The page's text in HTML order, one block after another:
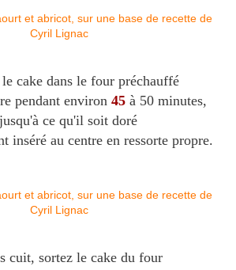
cake dans le four préchauffé
pendant environ 45 à 50 minutes,
ce qu'il soit doré
inséré au centre en ressorte propre.
cuit, sortez le cake du four